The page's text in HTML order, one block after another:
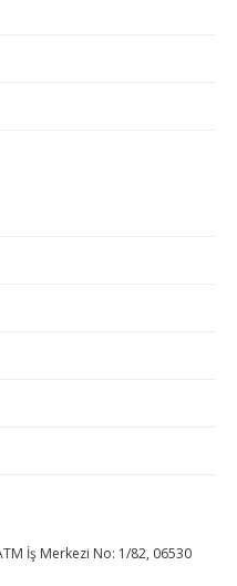
İş Merkezi No: 1/82, 06530